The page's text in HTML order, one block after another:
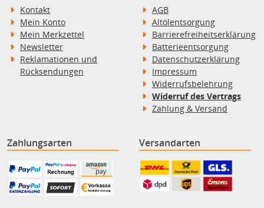
Kontakt
Mein Konto
Mein Merkzettel
Newsletter
Reklamationen und
Rücksendungen
AGB
Altölentsorgung
Barrierefreiheitserklärung
Batterieentsorgung
Datenschutzerklärung
Impressum
Widerrufsbelehrung
Widerruf des Vertrags
Zahlung & Versand
Zahlungsarten Versandarten